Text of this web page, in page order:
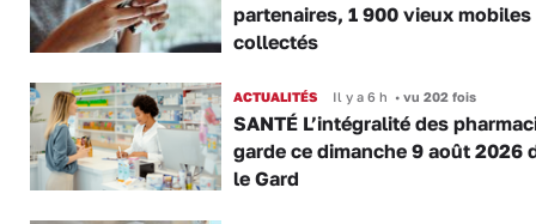
partenaires, 1 900 vieux mobiles
collectés
ACTUALITÉS Il y a 6 h •vu 202 fois
SANTÉ L’intégralité des
garde ce dimanche 9 août 2026
le Gard